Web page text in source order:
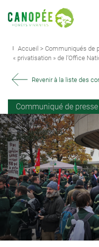
Accueil > Communiqués de
« privatisation » de l’Office
Revenir à la liste des
Communiqué de presse